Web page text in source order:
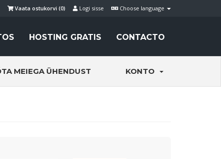
Choose language
Logi sisse
Vaata ostukorvi (0)
HOSTING GRATIS CONTACTO
MEIEGA ÜHENDUST KONTO